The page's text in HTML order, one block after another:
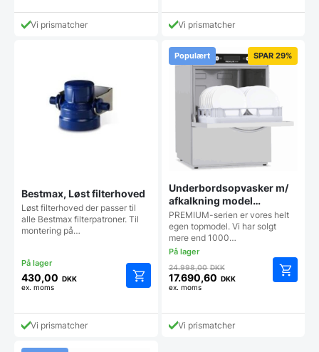
Vi prismatcher
kan
Vi prismatcher
Bestmax, Løst filterhoved
Løst filterhoved der passer til
alle Bestmax filterpatroner. Til
montering på…
430,00 DKK
ex. moms
Vi prismatcher
Populært SPAR 29%
Underbordsopvasker m/
afkalkning model
Premium, TOPMODEL,
50×50 bakker
PREMIUM-serien er vores helt
egen topmodel. Vi har solgt
mere end 1000…
24.998,00DKKDen
oprindelige
24.998,00 DKK.
17.690,60 DKK
Den
pris
er:
ex. moms
Vi prismatcher